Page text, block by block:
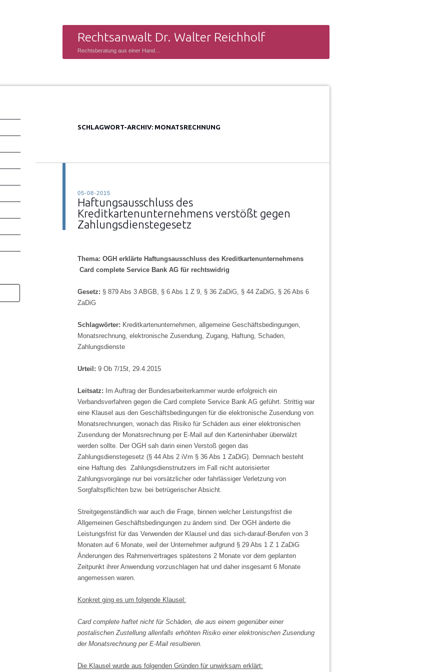
Rechtsanwalt Dr. Walter Reichholf
Rechtsberatung aus einer Hand…
SCHLAGWORT-ARCHIV: MONATSRECHNUNG
05-08-2015
Haftungsausschluss des
Kreditkartenunternehmens verstößt gegen
Zahlungsdienstegesetz
Thema: OGH erklärte Haftungsausschluss des Kreditkartenunternehmens
Card complete Service Bank AG für rechtswidrig
Gesetz: § 879 Abs 3 ABGB, § 6 Abs 1 Z 9, § 36 ZaDiG, § 44 ZaDiG, § 26 Abs 6
ZaDiG
Schlagwörter: Kreditkartenunternehmen, allgemeine Geschäftsbedingungen,
Monatsrechnung, elektronische Zusendung, Zugang, Haftung, Schaden,
Zahlungsdienste
Urteil: 9 Ob 7/15t, 29.4.2015
Leitsatz:
Im Auftrag der Bundesarbeiterkammer wurde erfolgreich ein
Verbandsverfahren gegen die Card complete Service Bank AG geführt. Strittig war
eine Klausel aus den Geschäftsbedingungen für die elektronische Zusendung von
Monatsrechnungen, wonach das Risiko für Schäden aus einer elektronischen
Zusendung der Monatsrechnung per E-Mail auf den Karteninhaber überwälzt
werden sollte. Der OGH sah darin einen Verstoß gegen das
Zahlungsdienstegesetz (§ 44 Abs 2 iVm § 36 Abs 1 ZaDiG). Demnach besteht
eine Haftung des Zahlungsdienstnutzers im Fall nicht autorisierter
Zahlungsvorgänge nur bei vorsätzlicher oder fahrlässiger Verletzung von
Sorgfaltspflichten bzw. bei betrügerischer Absicht.
Streitgegenständlich war auch die Frage, binnen welcher Leistungsfrist die
Allgemeinen Geschäftsbedingungen zu ändern sind. Der OGH änderte die
Leistungsfrist für das Verwenden der Klausel und das sich-darauf-Berufen von 3
Monaten auf 6 Monate, weil der Unternehmer aufgrund § 29 Abs 1 Z 1 ZaDiG
Änderungen des Rahmenvertrages spätestens 2 Monate vor dem geplanten
Zeitpunkt ihrer Anwendung vorzuschlagen hat und daher insgesamt 6 Monate
angemessen waren.
Konkret ging es um folgende Klausel:
Card complete haftet nicht für Schäden, die aus einem gegenüber einer
postalischen Zustellung allenfalls erhöhten Risiko einer elektronischen Zusendung
der Monatsrechnung per E-Mail resultieren.
Die Klausel wurde aus folgenden Gründen für unwirksam erklärt: